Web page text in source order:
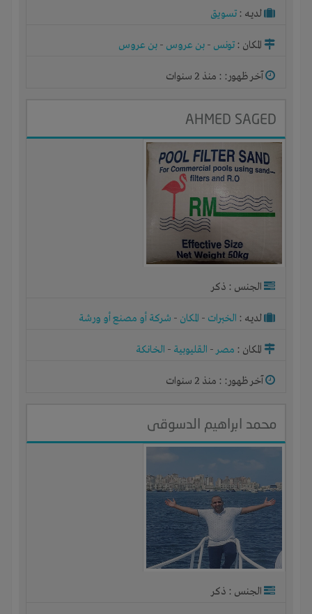
لديـه : تسويق
المكان : تونس - بن عروس - بن عروس
آخر ظهور: : منذ 2 سنوات
AHMED SAGED
الجنس : ذكر
لديـه : الخبرات - المكان - شركة أو مصنع أو ورشة
المكان : مصر- القليوبية - الخانكة
آخر ظهور: : منذ 2 سنوات
محمد ابراهيم الدسوقى
الجنس : ذكر